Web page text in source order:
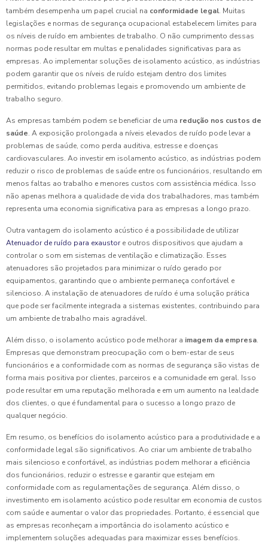
também desempenha um papel crucial na conformidade legal. Muitas
legislações e normas de segurança ocupacional estabelecem limites para
os níveis de ruído em ambientes de trabalho. O não cumprimento dessas
normas pode resultar em multas e penalidades significativas para as
empresas. Ao implementar soluções de isolamento acústico, as indústrias
podem garantir que os níveis de ruído estejam dentro dos limites
permitidos, evitando problemas legais e promovendo um ambiente de
trabalho seguro.
As empresas também podem se beneficiar de uma redução nos custos de
saúde. A exposição prolongada a níveis elevados de ruído pode levar a
problemas de saúde, como perda auditiva, estresse e doenças
cardiovasculares. Ao investir em isolamento acústico, as indústrias podem
reduzir o risco de problemas de saúde entre os funcionários, resultando em
menos faltas ao trabalho e menores custos com assistência médica. Isso
não apenas melhora a qualidade de vida dos trabalhadores, mas também
representa uma economia significativa para as empresas a longo prazo.
Outra vantagem do isolamento acústico é a possibilidade de utilizar
Atenuador de ruído para exaustore outros dispositivos que ajudam a
controlar o som em sistemas de ventilação e climatização. Esses
atenuadores são projetados para minimizar o ruído gerado por
equipamentos, garantindo que o ambiente permaneça confortável e
silencioso. A instalação de atenuadores de ruído é uma solução prática
que pode ser facilmente integrada a sistemas existentes, contribuindo para
um ambiente de trabalho mais agradável.
Além disso, o isolamento acústico pode melhorar a imagem da empresa.
Empresas que demonstram preocupação com o bem-estar de seus
funcionários e a conformidade com as normas de segurança são vistas de
forma mais positiva por clientes, parceiros e a comunidade em geral. Isso
pode resultar em uma reputação melhorada e em um aumento na lealdade
dos clientes, o que é fundamental para o sucesso a longo prazo de
qualquer negócio.
Em resumo, os benefícios do isolamento acústico para a produtividade e a
conformidade legal são significativos. Ao criar um ambiente de trabalho
mais silencioso e confortável, as indústrias podem melhorar a eficiência
dos funcionários, reduzir o estresse e garantir que estejam em
conformidade com as regulamentações de segurança. Além disso, o
investimento em isolamento acústico pode resultar em economia de custos
com saúde e aumentar o valor das propriedades. Portanto, é essencial que
as empresas reconheçam a importância do isolamento acústico e
implementem soluções adequadas para maximizar esses benefícios.